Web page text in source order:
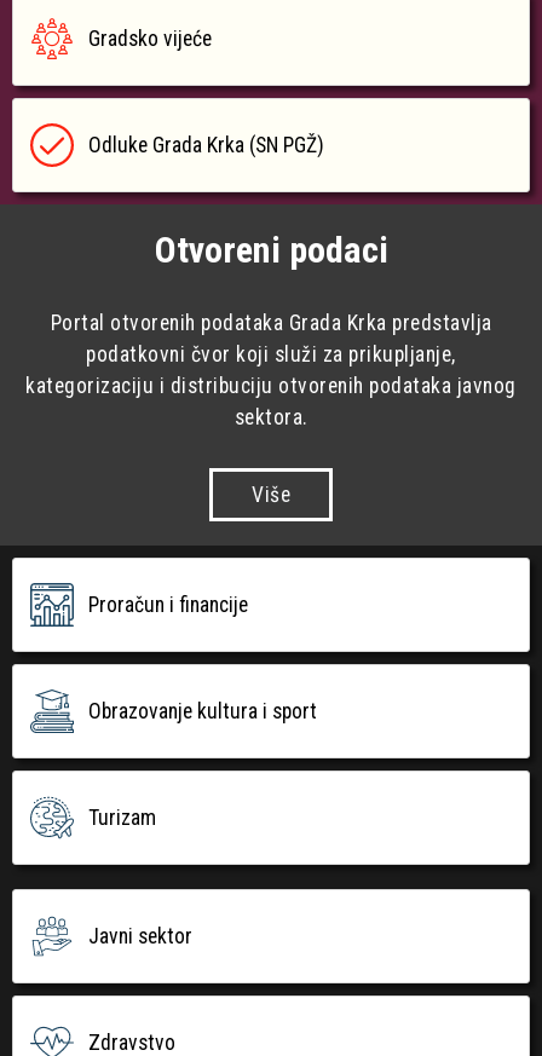
Gradsko vijeće
Odluke Grada Krka (SN PGŽ)
Otvoreni podaci
Portal otvorenih podataka Grada Krka predstavlja
podatkovni čvor koji služi za prikupljanje,
kategorizaciju i distribuciju otvorenih podataka javnog
sektora.
Više
Proračun i financije
Obrazovanje kultura i sport
Turizam
Javni sektor
Zdravstvo